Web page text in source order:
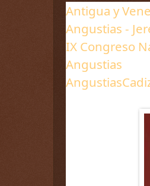
Antigua y
Angustias -
IX Congreso
Angustias